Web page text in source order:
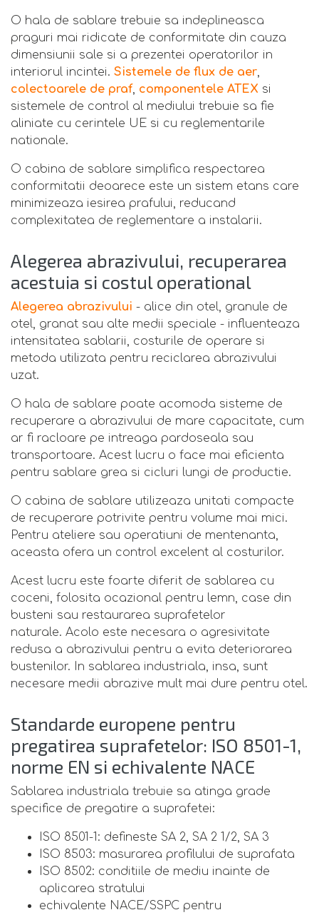
O hala de sablare trebuie sa indeplineasca
praguri mai ridicate de conformitate din cauza
dimensiunii sale si a prezentei operatorilor in
interiorul incintei. Sistemele de flux de aer,
colectoarele de praf, componentele ATEX si
sistemele de control al mediului trebuie sa fie
aliniate cu cerintele UE si cu reglementarile
nationale.
O cabina de sablare simplifica respectarea
conformitatii deoarece este un sistem etans care
minimizeaza iesirea prafului, reducand
complexitatea de reglementare a instalarii.
Alegerea abrazivului, recuperarea
acestuia si costul operational
Alegerea abrazivului - alice din otel, granule de
otel, granat sau alte medii speciale - influenteaza
intensitatea sablarii, costurile de operare si
metoda utilizata pentru reciclarea abrazivului
uzat.
O hala de sablare poate acomoda sisteme de
recuperare a abrazivului de mare capacitate, cum
ar fi racloare pe intreaga pardoseala sau
transportoare. Acest lucru o face mai eficienta
pentru sablare grea si cicluri lungi de productie.
O cabina de sablare utilizeaza unitati compacte
de recuperare potrivite pentru volume mai mici.
Pentru ateliere sau operatiuni de mentenanta,
aceasta ofera un control excelent al costurilor.
Acest lucru este foarte diferit de sablarea cu
coceni, folosita ocazional pentru lemn, case din
busteni sau restaurarea suprafetelor
naturale. Acolo este necesara o agresivitate
redusa a abrazivului pentru a evita deteriorarea
bustenilor. In sablarea industriala, insa, sunt
necesare medii abrazive mult mai dure pentru otel.
Standarde europene pentru
pregatirea suprafetelor: ISO 8501-1,
norme EN si echivalente NACE
Sablarea industriala trebuie sa atinga grade
specifice de pregatire a suprafetei:
ISO 8501-1: defineste SA 2, SA 2 1/2, SA 3
ISO 8503: masurarea profilului de suprafata
ISO 8502: conditiile de mediu inainte de
aplicarea stratului
echivalente NACE/SSPC pentru